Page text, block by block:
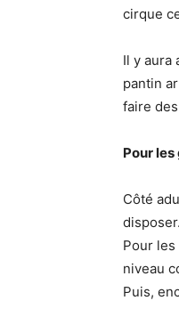
cirque
Il y aura
pantin
faire
Pour
Côté
Pour
niveau
Puis,